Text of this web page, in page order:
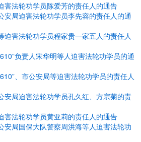
害法轮功学员陈爱芳的责任人的通告
安局迫害法轮功学员李先容的责任人的通
迫害法轮功学员程家贵一家五人的责任人
负责人宋华明等人迫害法轮功学员的通
、市公安局等迫害法轮功学员的责任人
安局迫害法轮功学员孔久红、方宗菊的责
害法轮功学员黄亚莉的责任人的通告
安局国保大队警察周洪海等人迫害法轮功